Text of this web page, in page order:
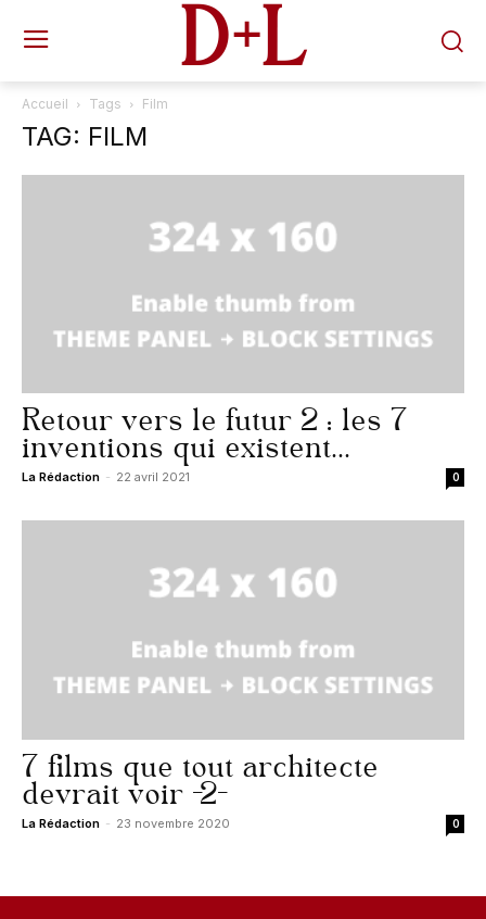
D+L
Accueil Tags Film
TAG: FILM
Retour vers le futur 2 : les 7
inventions qui existent...
La Rédaction - 22 avril 2021 0
7 films que tout architecte
devrait voir -2-
La Rédaction - 23 novembre 2020 0